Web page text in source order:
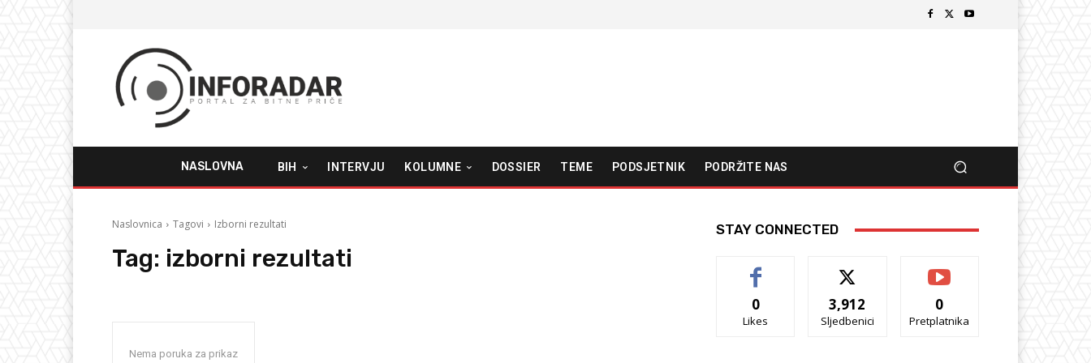
NASLOVNA BIH INTERVJU KOLUMNE DOSSIER TEME PODSJETNIK PODRŽITE NAS
Naslovnica Tagovi Izborni rezultati
Tag: izborni rezultati
Nema poruka za prikaz
STAY CONNECTED
0
Likes
3,912
Sljedbenici
0
Pretplatnika